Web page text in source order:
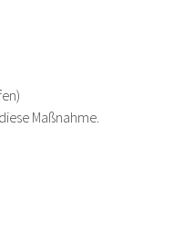
Maßnahme.